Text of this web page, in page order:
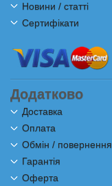
Новини / статті
Сертифікати
Додатково
Доставка
Оплата
Обмін / повернення
Гарантія
Оферта